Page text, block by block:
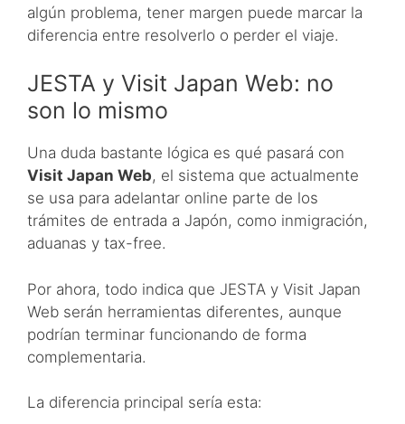
algún problema, tener margen puede marcar la
diferencia entre resolverlo o perder el viaje.
JESTA y Visit Japan Web: no
son lo mismo
Una duda bastante lógica es qué pasará con
Visit Japan Web, el sistema que actualmente
se usa para adelantar online parte de los
trámites de entrada a Japón, como inmigración,
aduanas y tax-free.
Por ahora, todo indica que JESTA y Visit Japan
Web serán herramientas diferentes, aunque
podrían terminar funcionando de forma
complementaria.
La diferencia principal sería esta: